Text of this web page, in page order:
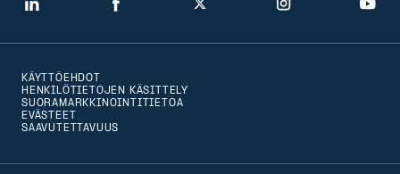
LinkedIn Facebook Twitter Instagram
the
KÄYTTÖEHDOT
HENKILÖTIETOJEN KÄSITTELY
SUORAMARKKINOINTITIETOA
EVÄSTEET
SAAVUTETTAVUUS